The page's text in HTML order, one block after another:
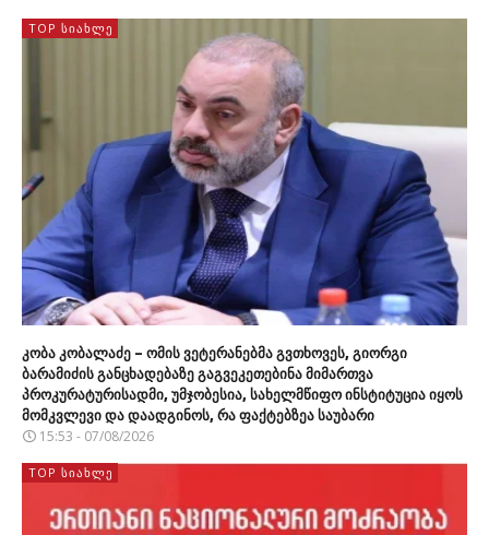
TOP ᲡᲘᲐᲮᲚᲔ
კობა კობალაძე – ომის ვეტერანებმა გვთხოვეს, გიორგი
ბარამიძის განცხადებაზე გაგვეკეთებინა მიმართვა
პროკურატურისადმი, უმჯობესია, სახელმწიფო ინსტიტუცია იყოს
მომკვლევი და დაადგინოს, რა ფაქტებზეა საუბარი
15:53 - 07/08/2026
TOP ᲡᲘᲐᲮᲚᲔ